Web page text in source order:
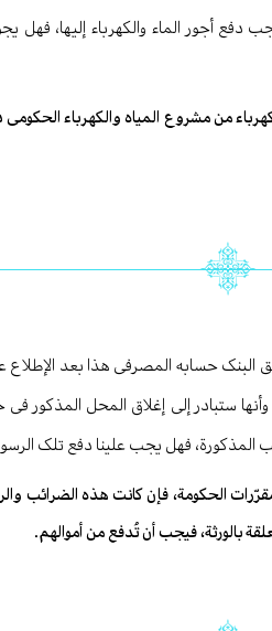
أجور الماء والکهرباء إلیها، فهل
من مشروع المیاه والکهرباء الحکومی
البنک حسابه المصرفی هذا بعد
ستبادر إلی إغلاق المحل المذکور
المذکورة، فهل یجب علینا دفع تلک
الحکومة، فإن کانت هذه الضرائب
بالورثة، فیجب أن تُدفع من أموالهم.